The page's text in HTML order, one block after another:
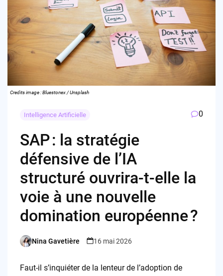
Credits image : Bluestonex / Unsplash
Intelligence Artificielle 0
SAP : la stratégie
défensive de l’IA
structuré ouvrira-t-elle la
voie à une nouvelle
domination européenne ?
Posted
Nina Gavetière 16 mai 2026
Faut-il s’inquiéter de la lenteur de l’adoption de